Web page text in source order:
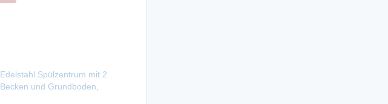
Edelstahl Spülzentrum mit 2
Becken und Grundboden,